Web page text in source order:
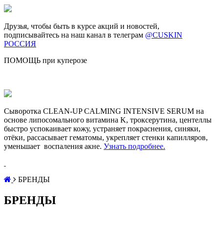
Друзья, чтобы быть в курсе акций и новостей,
подписывайтесь на наш канал в телеграм @CUSKIN
РОССИЯ
ПОМОЩЬ при куперозе
Сыворотка CLEAN-UP CALMING INTENSIVE SERUM на
основе липосомального витамина K, троксерутина, центеллы
быстро успокаивает кожу, устраняет покраснения, синяки,
отёки, рассасывает гематомы, укрепляет стенки капилляров,
уменьшает воспаления акне. Узнать подробнее.
БРЕНДЫ
БРЕНДЫ